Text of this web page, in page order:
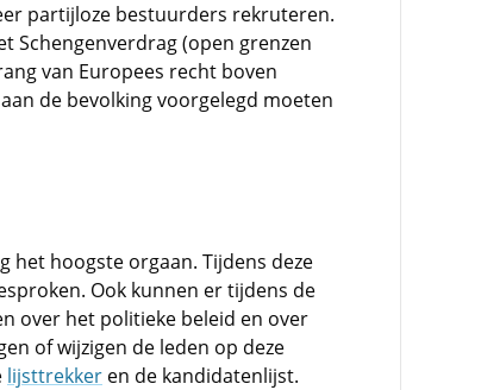
partijloze bestuurders rekruteren.
Schengenverdrag (open grenzen
van Europees recht boven
de bevolking voorgelegd moeten
het hoogste orgaan. Tijdens deze
Ook kunnen er tijdens de
over het politieke beleid en over
of wijzigen de leden op deze
lijsttrekker en de kandidatenlijst.